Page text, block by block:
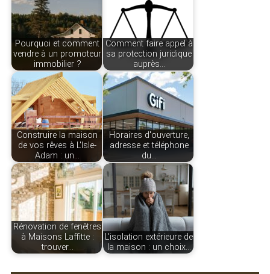
Pourquoi et comment
vendre à un promoteur
immobilier ?
Comment faire appel à
sa protection juridique
auprès…
Construire la maison
de vos rêves à L'Isle-
Adam : un…
Horaires d'ouverture,
adresse et téléphone
du…
Rénovation de fenêtres
à Maisons Laffitte :
trouver…
L'isolation extérieure de
la maison : un choix…